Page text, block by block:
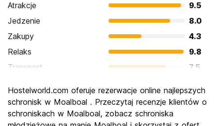
Atrakcje
9.5
Jedzenie
8.0
Zakupy
4.3
Relaks
9.8
Transport
7.5
Kultura
6.3
Imprezy
Hostelworld.com oferuje rezerwacje online najlepszych
schronisk w Moalboal . Przeczytaj recenzje klientów o
schroniskach w Moalboal, zobacz schroniska